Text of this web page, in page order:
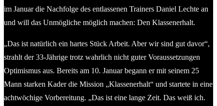
im Januar die Nachfolge des entlassenen Trainers Daniel Lechte an
und will das Unmögliche möglich machen: Den Klassenerhalt.
„Das ist natürlich ein hartes Stück Arbeit. Aber wir sind gut davor“,
strahlt der 33-Jährige trotz wahrlich nicht guter Voraussetzungen
Optimismus aus. Bereits am 10. Januar begann er mit seinem 25
Mann starken Kader die Mission „Klassenerhalt“ und startete in eine
achtwöchige Vorbereitung. „Das ist eine lange Zeit. Das weiß ich.